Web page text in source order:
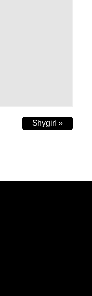
Shygirl »